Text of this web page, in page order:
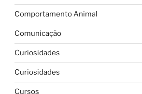
Comportamento Animal
Comunicação
Curiosidades
Curiosidades
Cursos